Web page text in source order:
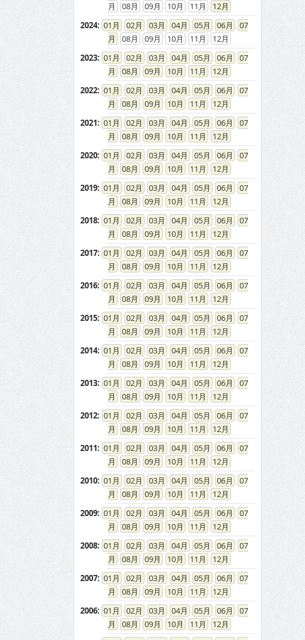
08
09 10 11
12
2024: 01 02 03 04 05 06
07
08
09 10 11
12
2023: 01 02 03 04 05 06
07
08
09 10 11
12
2022: 01 02 03 04 05 06
07
08
09 10 11
12
2021: 01 02 03 04 05 06
07
08
09 10 11
12
2020: 01 02 03 04 05 06
07
08
09 10 11
12
2019: 01 02 03 04 05 06
07
08
09 10 11
12
2018: 01 02 03 04 05 06
07
08
09 10 11
12
2017: 01 02 03 04 05 06
07
08
09 10 11
12
2016: 01 02 03 04 05 06
07
08
09 10 11
12
2015: 01 02 03 04 05 06
07
08
09 10 11
12
2014: 01 02 03 04 05 06
07
08
09 10 11
12
2013: 01 02 03 04 05 06
07
08
09 10 11
12
2012: 01 02 03 04 05 06
07
08
09 10 11
12
2011: 01 02 03 04 05 06
07
08
09 10 11
12
2010: 01 02 03 04 05 06
07
08
09 10 11
12
2009: 01 02 03 04 05 06
07
08
09 10 11
12
2008: 01 02 03 04 05 06
07
08
09 10 11
12
2007: 01 02 03 04 05 06
07
08
09 10 11
12
2006: 01 02 03 04 05 06
07
08
09 10 11
12